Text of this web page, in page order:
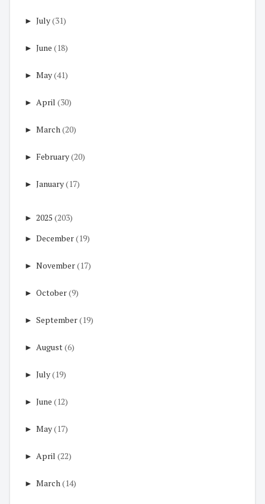
► July(31)
► June (18)
► May(41)
► April (30)
► March(20)
► February(20)
► January(17)
► 2025 (203)
► December(19)
► November(17)
► October(9)
► September(19)
► August(6)
► July(19)
► June (12)
► May(17)
► April (22)
► March(14)